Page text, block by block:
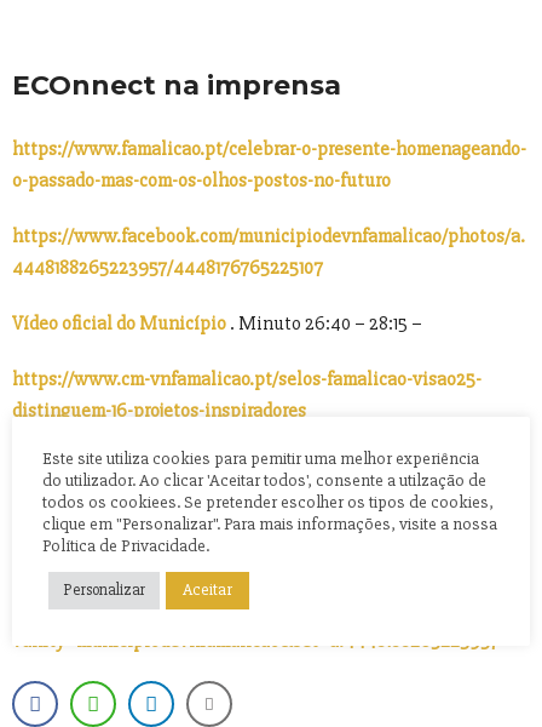
ECOnnect na imprensa
https://www.famalicao.pt/celebrar-o-presente-homenageando-
o-passado-mas-com-os-olhos-postos-no-futuro
https://www.facebook.com/municipiodevnfamalicao/photos/a.
4448188265223957/4448176765225107
Vídeo oficial do Município . Minuto 26:40 – 28:15 –
https://www.cm-vnfamalicao.pt/selos-famalicao-visao25-
distinguem-16-projetos-inspiradores
https://cidadehoje.pt/famalicao-dezasseis-projetos-
inspiradores-e-inovadores-recebem-selos-visao25/
Minuto 3:12 –https://www.opovofamalicense.com/
https://www.facebook.com/media/set?
vanity=municipiodevnfamalicao&set=a.4448188265223957
Este site utiliza cookies para pemitir uma melhor experiência
do utilizador. Ao clicar 'Aceitar todos', consente a utilzação de
todos os cookiees. Se pretender escolher os tipos de cookies,
clique em "Personalizar". Para mais informações, visite a nossa
Política de Privacidade.
Personalizar Aceitar